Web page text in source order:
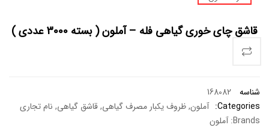
قاشق چای خوری گیاهی فله – آملون ( بسته 3000 عددی )
شناسه
168082
Categories:
آملون,ظروف یکبار مصرف گیاهی,قاشق گیاهی, نام تجاری
Brands: آملون